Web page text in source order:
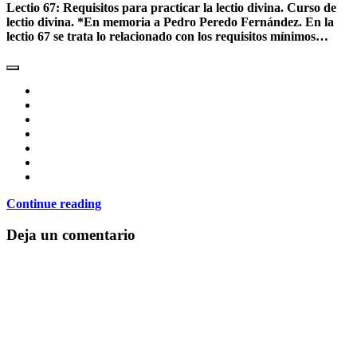
Lectio 67: Requisitos para practicar la lectio divina. Curso de
lectio divina. *En memoria a Pedro Peredo Fernández. En la
lectio 67 se trata lo relacionado con los requisitos mínimos…
Continue reading
Deja un comentario